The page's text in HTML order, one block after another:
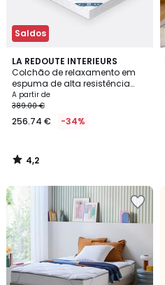
Saldos
LA REDOUTE INTERIEURS
Colchão de relaxamento em
espuma de alta resistência
(HR) de 50 kg/m³, firmeza
elevada, conforto com
A partir de
389.00 €
256.74 € -34%
4,2
/ 5
4,2
/